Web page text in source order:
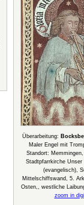
Überarbeitung:
Maler Engel mit
Standort:
Stadtpfarrkirche Unser
(evangelisch),
Mittelschiffswand, 5.
Osten,, westliche
zoom in